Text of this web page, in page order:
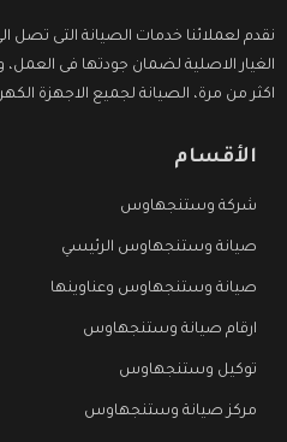
نقدم لعملائنا خدمات الصيانة التى
الغيار الاصلية لضمان جودتها فى
اكثر من مرة، الصيانة لجميع الاجهزة
الأقسام
شركة وستنجهاوس
صيانة وستنجهاوس الرئيسي
صيانة وستنجهاوس وعناوينها
ارقام صيانة وستنجهاوس
توكيل وستنجهاوس
مركز صيانة وستنجهاوس